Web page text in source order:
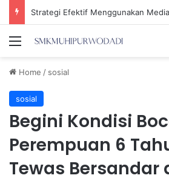
Menu
Home / sosial
sosial
Begini Kondisi
Perempuan 6
Tewas Bersandar